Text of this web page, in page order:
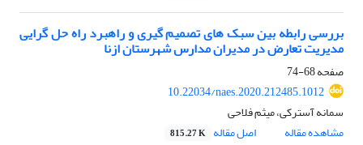
بررسی رابطه بین سبک های تصمیم گیری و راهبرد راه حل گرایی
مدیریت تعارض در مدیران مدارس شهرستان ازنا
صفحه68-74
10.22034/naes.2020.212485.1012
سمانه آسترکی، میثم فلاحی
مشاهده مقاله
اصل مقاله 815.27 K